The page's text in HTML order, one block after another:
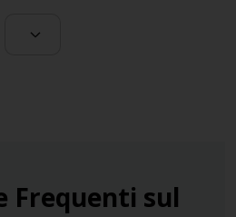
locali.
Frequenti sul